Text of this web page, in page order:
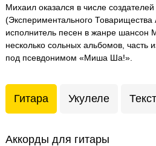
Михаил оказался в числе
(Экспериментального Товарищества
исполнитель песен в жанре шансон
несколько сольных альбомов, часть
под псевдонимом «Миша Ша!».
Гитара Укулеле
Аккорды для гитары